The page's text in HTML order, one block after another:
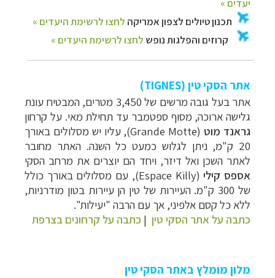
אתר הסקי טין (TIGNES
)
אתר בעל גובה מרשים של 3,450 מטרים, המבטיח עונת
גלישה ארוכה, מסוף ספטמבר עד תחילת מאי. על קרחון
גראנד מוט
(Grande Motte), עליו יש מסלולים באורך
20 ק"מ, ניתן לגלוש כמעט כל השנה. האתר מחובר
לאתר השכן ואל דיזר, ויחד הם יוצרים את מרחב הסקי
אספס קילי (
Espace Killy
), עם מסלולים באורך כולל
של 300 ק"מ. העיירות של טין הן עיירות בטון מודרניות,
ללא כל קסם אלפיני, אך עם הרבה "יעילות".
כתבה על אתר הסקי טין | כתבה על קרחונים בצרפת
מלון מומלץ באתר הסקי טין